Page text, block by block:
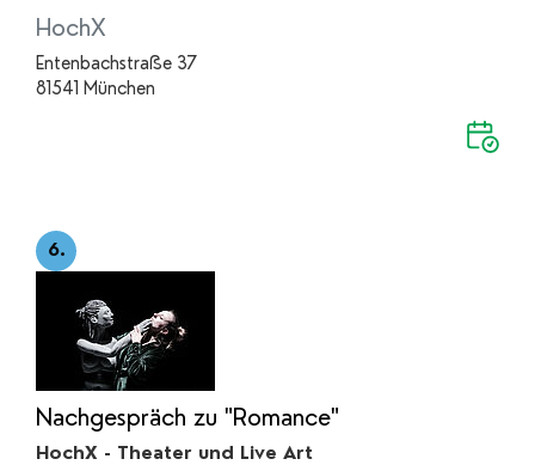
HochX
Entenbachstraße 37
81541 München
6.
Nachgespräch zu "Romance"
HochX - Theater und Live Art